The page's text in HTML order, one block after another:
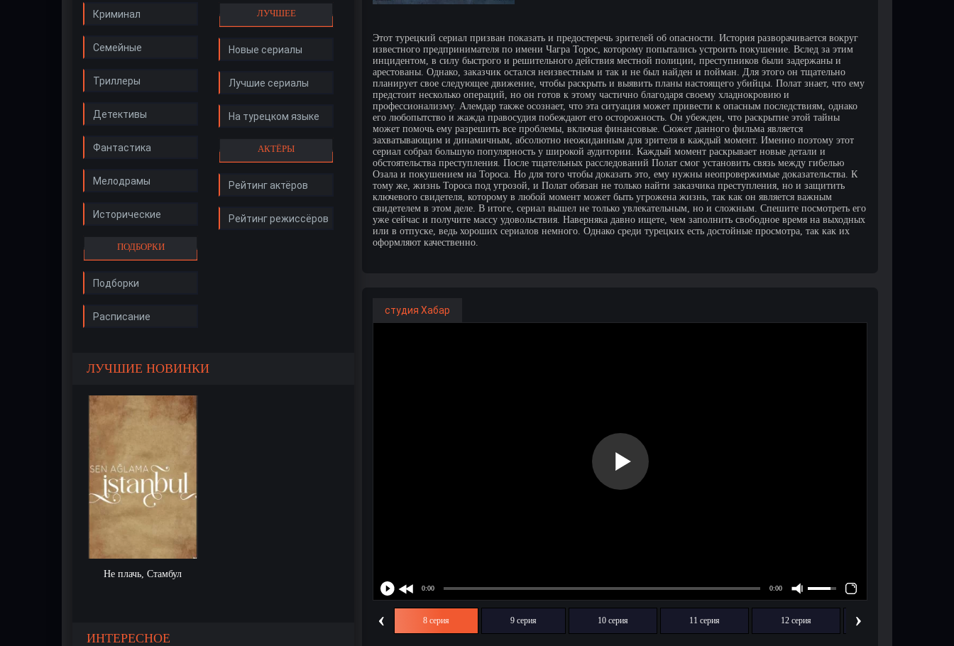
Криминал
Семейные
Триллеры
Детективы
Фантастика
Мелодрамы
Исторические
ПОДБОРКИ
Подборки
Расписание
ЛУЧШЕЕ
Новые сериалы
Лучшие сериалы
На турецком языке
АКТЁРЫ
Рейтинг актёров
Рейтинг режиссёров
ЛУЧШИЕ НОВИНКИ
Не плачь, Стамбул
ИНТЕРЕСНОЕ
Этот турецкий сериал призван показать и предостеречь зрителей об опасности. История разворачивается вокруг
известного предпринимателя по имени Чагра Торос, которому попытались устроить покушение. Вслед за этим
инцидентом, в силу быстрого и решительного действия местной полиции, преступников были задержаны и
арестованы. Однако, заказчик остался неизвестным и так и не был найден и пойман. Для этого он тщательно
планирует свое следующее движение, чтобы раскрыть и выявить планы настоящего убийцы. Полат знает, что ему
предстоит несколько операций, но он готов к этому частично благодаря своему хладнокровию и
профессионализму. Алемдар также осознает, что эта ситуация может привести к опасным последствиям, однако
его любопытство и жажда правосудия побеждают его осторожность. Он убежден, что раскрытие этой тайны
может помочь ему разрешить все проблемы, включая финансовые. Сюжет данного фильма является
захватывающим и динамичным, абсолютно неожиданным для зрителя в каждый момент. Именно поэтому этот
сериал собрал большую популярность у широкой аудитории. Каждый момент раскрывает новые детали и
обстоятельства преступления. После тщательных расследований Полат смог установить связь между гибелью
Озала и покушением на Тороса. Но для того чтобы доказать это, ему нужны неопровержимые доказательства. К
тому же, жизнь Тороса под угрозой, и Полат обязан не только найти заказчика преступления, но и защитить
ключевого свидетеля, которому в любой момент может быть угрожена жизнь, так как он является важным
свидетелем в этом деле. В итоге, сериал вышел не только увлекательным, но и сложным. Спешите посмотреть его
уже сейчас и получите массу удовольствия. Наверняка давно ищете, чем заполнить свободное время на выходных
или в отпуске, ведь хороших сериалов немного. Однако среди турецких есть достойные просмотра, так как их
оформляют качественно.
студия Хабар
‹ 8 серия 9 серия 10 серия 11 серия 12 серия ›